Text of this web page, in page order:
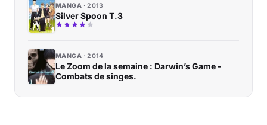
MANGA 2013
Silver Spoon T.3
MANGA 2014
Le Zoom de la semaine : Darwin’s Game -
Combats de singes.